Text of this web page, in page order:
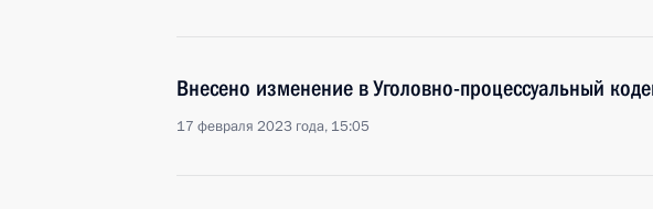
Внесено изменение в Уголовно-процессуальный
17 февраля 2023 года, 15:05